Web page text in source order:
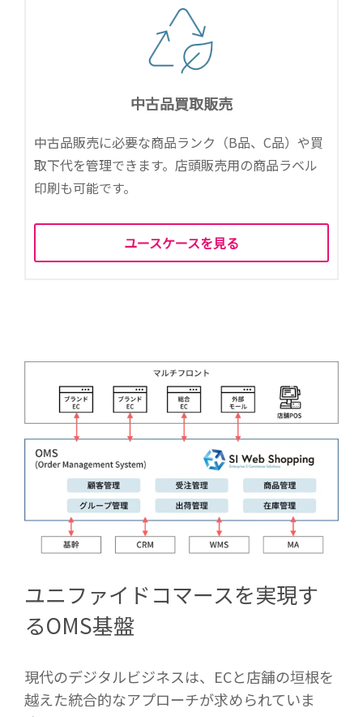
中古品買取販売
中古品販売に必要な商品ランク（B品、C品）や買
取下代を管理できます。店頭販売用の商品ラベル
印刷も可能です。
ユースケースを見る
ユニファイドコマースを実現す
るOMS基盤
現代のデジタルビジネスは、ECと店舗の垣根を
越えた統合的なアプローチが求められていま